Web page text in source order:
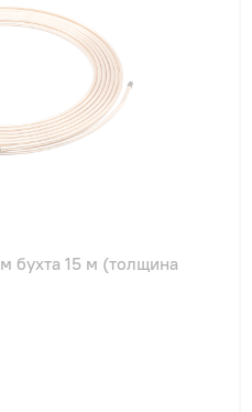
бухта 15 м (толщина